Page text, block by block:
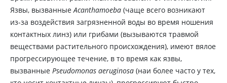
Язвы, вызванныеAcanthamoeba (чаще всего возникают
из-за воздействия загрязненной воды во время ношения
контактных линз) или грибами (вызываются травмой
веществами растительного происхождения), имеют вялое
прогрессирующее течение, в то время как язвы,
вызванные Pseudomonas aeruginosa (наи более часто у тех,